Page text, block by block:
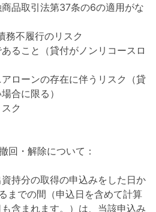
商品取引法第37条の6の適用がな
務不履行のリスク
ること（貸付がノンリコースロ
ローンの存在に伴うリスク（貸
合に限る）
ク
・解除について：
持分の取得の申込みをした日か
までの間（申込日を含めて計算
含まれます。）は、当該申込み